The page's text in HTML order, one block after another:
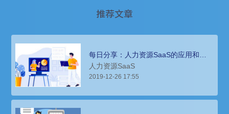
推荐文章
每日分享：人力资源SaaS的应用和未
来发展趋势
人力资源SaaS
2019-12-26 17:55